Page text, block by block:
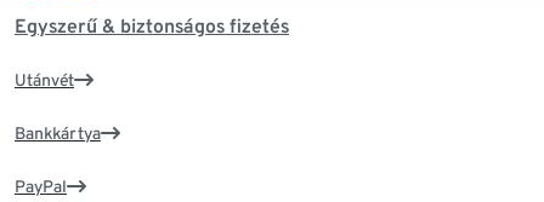
Egyszerű & biztonságos fizetés
Utánvét
Bankkártya
PayPal